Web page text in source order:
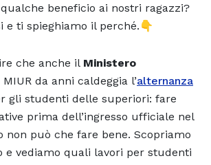
beneficio ai nostri ragazzi?
e ti spieghiamo il perché.👇
che anche il Ministero
MIUR da anni caldeggia l’alternanza
gli studenti delle superiori: fare
prima dell’ingresso ufficiale nel
non può che fare bene. Scopriamo
e vediamo quali lavori per studenti